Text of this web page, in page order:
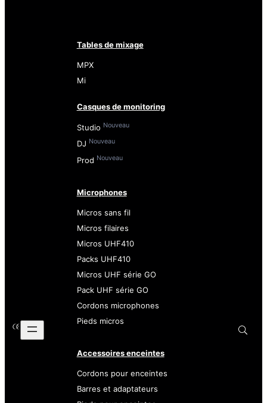
Tables de mixage
MPX
Mi
Casques de monitoring
Studio Nouveau
DJ Nouveau
Prod Nouveau
Microphones
Micros sans fil
Micros filaires
Micros UHF410
Packs UHF410
Micros UHF série GO
Pack UHF série GO
Cordons microphones
Pieds micros
Accessoires enceintes
Cordons pour enceintes
Barres et adaptateurs